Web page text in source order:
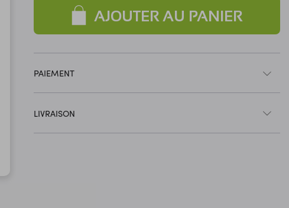
AJOUTER AU PANIER
PAIEMENT
LIVRAISON